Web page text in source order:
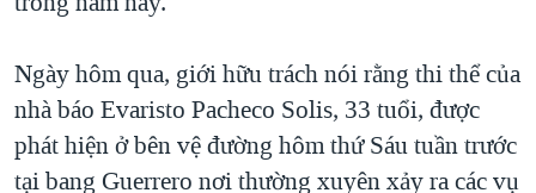
THƯỢNG ĐỈNH TRUMP-KIM TẠI VIỆT NAM
TRỊNH VĨNH BÌNH VS. CHÍNH PHỦ VIỆT NAM
NGƯ DÂN VIỆT VÀ LÀN SÓNG TRỘM HẢI SÂM
Ngày hôm qua, giới hữu trách nói rằng thi thể của
nhà báo Evaristo Pacheco Solis, 33 tuổi, được
phát hiện ở bên vệ đường hôm thứ Sáu tuần trước
tại bang Guerrero nơi thường xuyên xảy ra các vụ